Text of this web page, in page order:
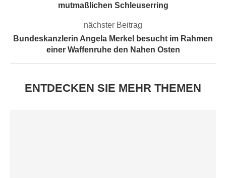
mutmaßlichen Schleuserring
nächster Beitrag
Bundeskanzlerin Angela Merkel besucht im Rahmen
einer Waffenruhe den Nahen Osten
ENTDECKEN SIE MEHR THEMEN